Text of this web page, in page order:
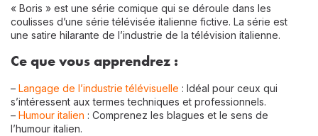
« Boris » est une série comique qui se déroule dans les
coulisses d’une série télévisée italienne fictive. La série est
une satire hilarante de l’industrie de la télévision italienne.
Ce que vous apprendrez :
– Langage de l’industrie télévisuelle : Idéal pour ceux qui
s’intéressent aux termes techniques et professionnels.
– Humour italien : Comprenez les blagues et le sens de
l’humour italien.